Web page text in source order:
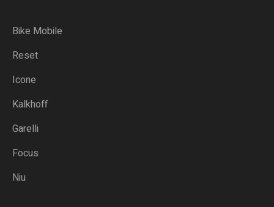
Bike Mobile
Reset
Icone
Kalkhoff
Garelli
Focus
Niu